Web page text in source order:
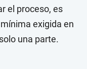
el proceso, es
exigida en
una parte.